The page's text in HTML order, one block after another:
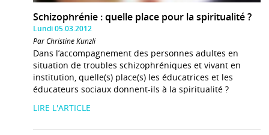
Schizophrénie : quelle place pour la spiritualité ?
Lundi 05.03.2012
Par Christine Kunzli
Dans l’accompagnement des personnes adultes en
situation de troubles schizophréniques et vivant en
institution, quelle(s) place(s) les éducatrices et les
éducateurs sociaux donnent-ils à la spiritualité ?
LIRE L'ARTICLE